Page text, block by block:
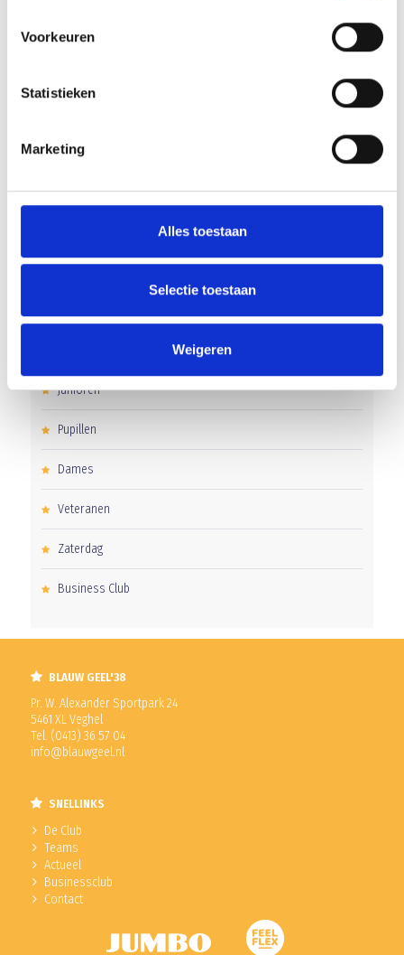
Voorkeuren
Statistieken
Marketing
Alles toestaan
Selectie toestaan
Weigeren
Gelijkspel in eerste oefenwedstrijd tweede blok
Uitnodiging voor de EXTRA Algemene Ledenvergadering
CATEGORIEËN
Junioren
Pupillen
Dames
Veteranen
Zaterdag
Business Club
BLAUW GEEL'38
Pr. W. Alexander Sportpark 24
5461 XL Veghel
Tel. (0413) 36 57 04
info@blauwgeel.nl
SNELLINKS
De Club
Teams
Actueel
Businessclub
Contact